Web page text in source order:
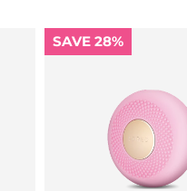
SAVE 28%